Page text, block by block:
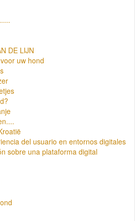
DE LIJN
uw hond
del usuario en entornos digitales
sobre una plataforma digital